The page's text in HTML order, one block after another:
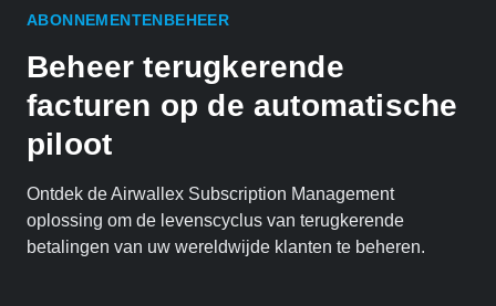
ABONNEMENTENBEHEER
Beheer terugkerende
facturen op de automatische
piloot
Ontdek de Airwallex Subscription Management
oplossing om de levenscyclus van terugkerende
betalingen van uw wereldwijde klanten te beheren.